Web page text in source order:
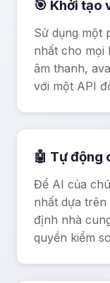
🎯 Khởi tạo
Sử dụng một
nhất cho mọi
âm thanh,
với một API
🤖 Tự động
Để AI của
nhất dựa
định nhà
quyền kiểm